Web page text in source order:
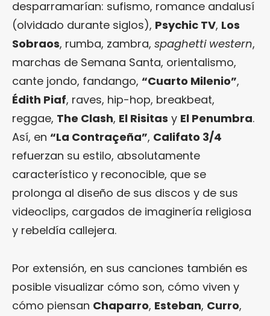
desparramarían: sufismo, romance andalusí
(olvidado durante siglos), Psychic TV, Los
Sobraos, rumba, zambra, spaghetti western,
marchas de Semana Santa, orientalismo,
cante jondo, fandango, “Cuarto Milenio”,
Édith Piaf, raves, hip-hop, breakbeat,
reggae, The Clash, El Risitas y El Penumbra.
Así, en “La Contraçeña”, Califato 3/4
refuerzan su estilo, absolutamente
característico y reconocible, que se
prolonga al diseño de sus discos y de sus
videoclips, cargados de imaginería religiosa
y rebeldía callejera.
Por extensión, en sus canciones también es
posible visualizar cómo son, cómo viven y
cómo piensan Chaparro, Esteban, Curro,